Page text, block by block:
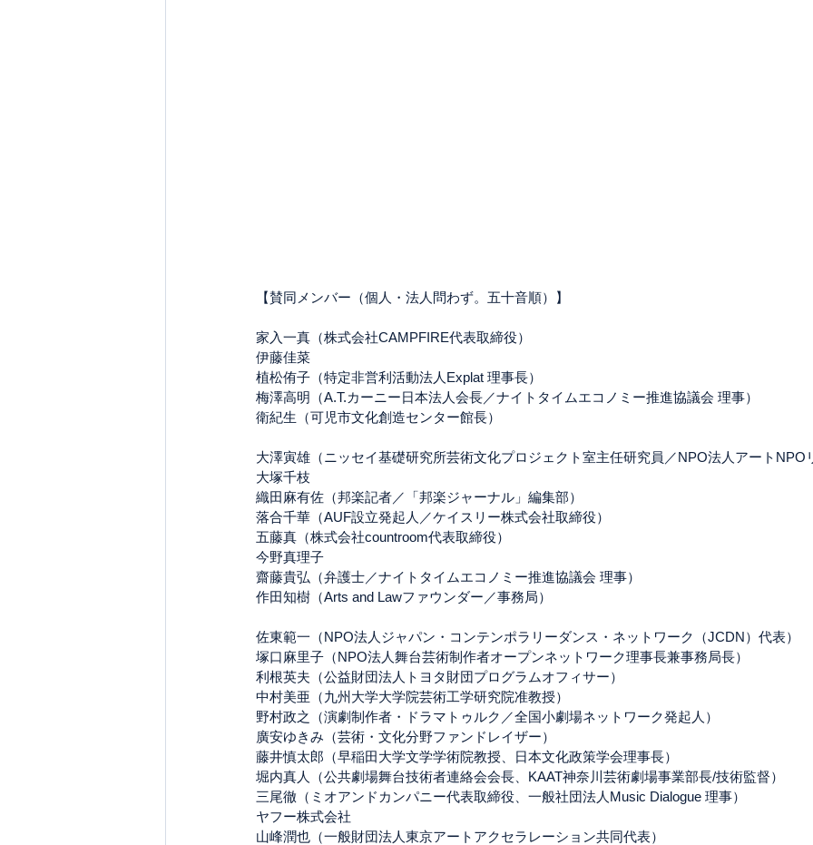
【賛同メンバー（個人・法人問わず。五十音順）】
家入一真（株式会社CAMPFIRE代表取締役）
伊藤佳菜
植松侑子（特定非営利活動法人Explat 理事長）
梅澤高明（A.T.カーニー⽇本法⼈会⻑／ナイトタイムエコノミー推進協議会 理事）
衛紀生（可児市文化創造センター館長）
大澤寅雄（ニッセイ基礎研究所芸術文化プロジェクト室主任研究員／NPO法人アートNPO
大塚千枝
織田麻有佐（邦楽記者／「邦楽ジャーナル」編集部）
落合千華（AUF設立発起人／ケイスリー株式会社取締役）
五藤真（株式会社countroom代表取締役）
今野真理子
齋藤貴弘（弁護士／ナイトタイムエコノミー推進協議会 理事）
作田知樹（Arts and Lawファウンダー／事務局）
佐東範一（NPO法人ジャパン・コンテンポラリーダンス・ネットワーク（JCDN）代表）
塚口麻里子（NPO法人舞台芸術制作者オープンネットワーク理事長兼事務局長）
利根英夫（公益財団法人トヨタ財団プログラムオフィサー）
中村美亜（九州大学大学院芸術工学研究院准教授）
野村政之（演劇制作者・ドラマトゥルク／全国小劇場ネットワーク発起人）
廣安ゆきみ（芸術・文化分野ファンドレイザー）
藤井慎太郎（早稲⽥⼤学⽂学学術院教授、⽇本⽂化政策学会理事⻑）
堀内真人（公共劇場舞台技術者連絡会会長、KAAT神奈川芸術劇場事業部長/技術監督）
三尾徹（ミオアンドカンパニー代表取締役、一般社団法人Music Dialogue 理事）
ヤフー株式会社
山峰潤也（一般財団法人東京アートアクセラレーション共同代表）